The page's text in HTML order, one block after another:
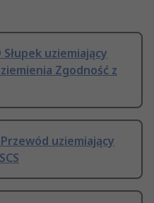
uziemiający
Zgodność z
uziemiający